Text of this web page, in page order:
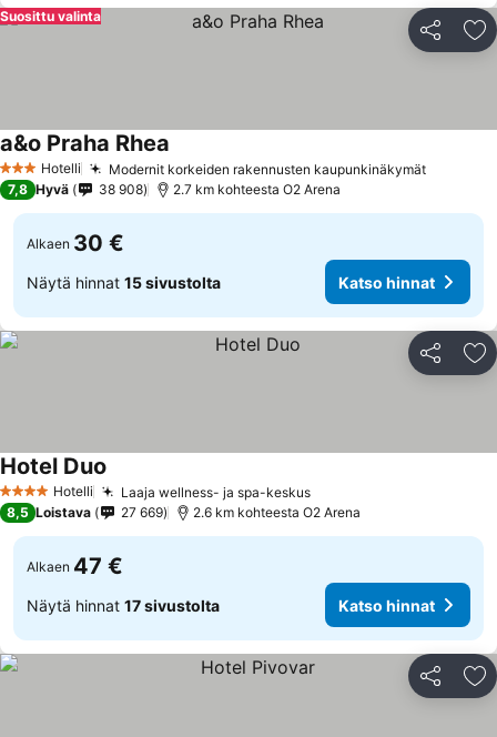
Jaa
Suosittu valinta
3 Tähtiluokitus
Hotelli Modernit korkeiden rakennusten kaupunkinäkymätKatso
a&o Praha Rhea
7,8 Hyvä 38 908 2.7 km kohteesta O2 Arena
Alkaen 30 €
Näytä hinnat 15 sivustolta Katso hinnat
Jaa
4 Tähtiluokitus
Hotelli Laaja wellness- ja spa-keskusKatso hinnat
Hotel Duo
8,5 Loistava 27 669 2.6 km kohteesta O2 Arena
Alkaen 47 €
Näytä hinnat 17 sivustolta Katso hinnat
Jaa